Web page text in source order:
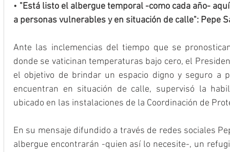
• "Está listo el albergue temporal -como cada año-
a personas vulnerables y en situación de calle": Pepe
Ante las inclemencias del tiempo que se
donde se vaticinan temperaturas bajo cero, el
el objetivo de brindar un espacio digno y seguro a
encuentran en situación de calle, supervisó la
ubicado en las instalaciones de la Coordinación de
En su mensaje difundido a través de redes sociales
albergue encontrarán -quien así lo necesite-, un